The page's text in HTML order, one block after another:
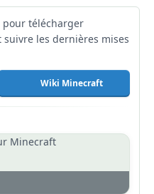
pour télécharger
les dernières mises
Wiki Minecraft